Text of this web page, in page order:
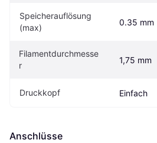
Speicherauflösung
(max)
0.35 mm
Filamentdurchmesse
r
1,75 mm
Druckkopf Einfach
Anschlüsse